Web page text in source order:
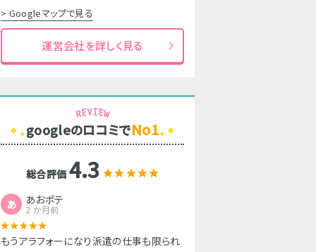
> Googleマップで見る
運営会社を詳しく見る
googleのロコミでNo1
総合評価4.3
あ あおポテ
2 か月前
もうアラフォーになり派遣の仕事も限られ